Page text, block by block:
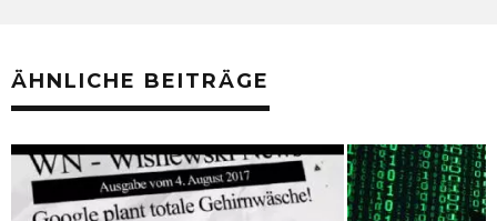
ÄHNLICHE BEITRÄGE